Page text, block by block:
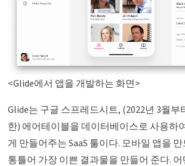
<Glide에서 앱을 개발하는 화면>
Glide는 구글 스프레드시트, (2022년 3월부
한) 에어테이블을 데이터베이스로 사용하
게 만들어주는 SaaS 툴이다. 모바일 앱을
통틀어 가장 이쁜 결과물을 만들어 준다.